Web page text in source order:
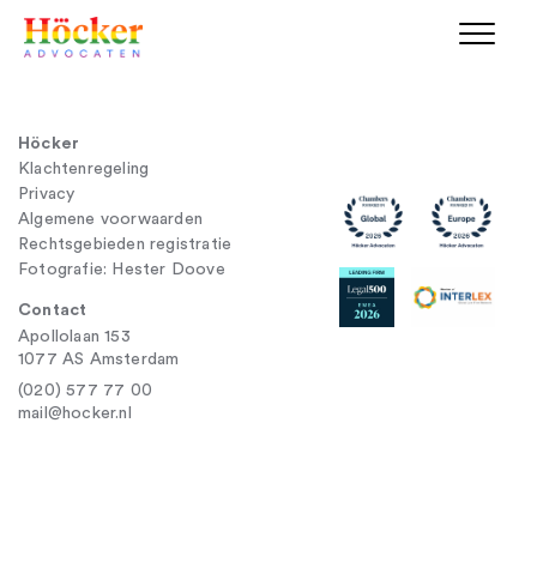
Höcker
Klachtenregeling
Privacy
Algemene voorwaarden
Rechtsgebieden registratie
Fotografie: Hester Doove
Contact
Apollolaan 153
1077 AS Amsterdam
(020) 577 77 00
mail@hocker.nl